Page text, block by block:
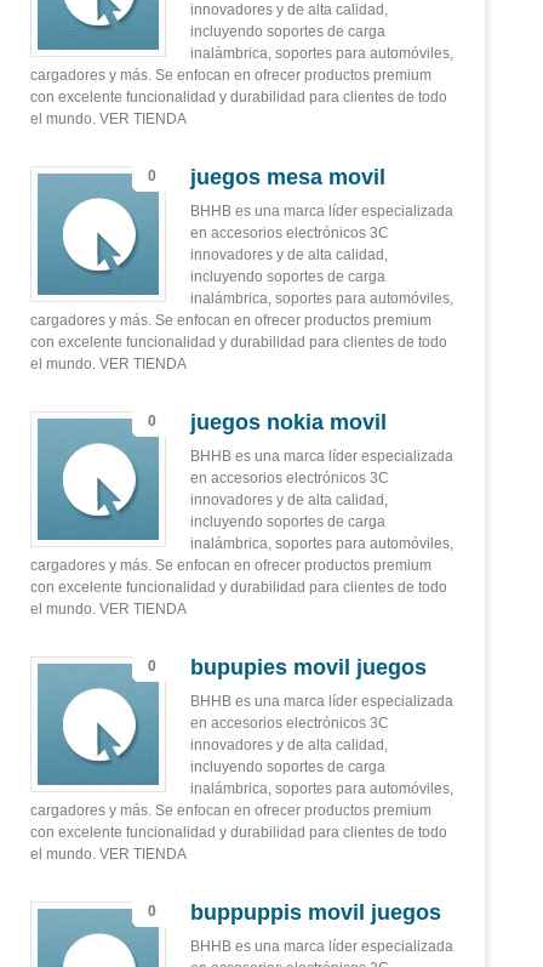
innovadores y de alta calidad,
incluyendo soportes de carga
inalámbrica, soportes para automóviles,
cargadores y más. Se enfocan en ofrecer productos premium
con excelente funcionalidad y durabilidad para clientes de todo
el mundo. VER TIENDA
0 juegos mesa movil
BHHB es una marca líder especializada
en accesorios electrónicos 3C
innovadores y de alta calidad,
incluyendo soportes de carga
inalámbrica, soportes para automóviles,
cargadores y más. Se enfocan en ofrecer productos premium
con excelente funcionalidad y durabilidad para clientes de todo
el mundo. VER TIENDA
0 juegos nokia movil
BHHB es una marca líder especializada
en accesorios electrónicos 3C
innovadores y de alta calidad,
incluyendo soportes de carga
inalámbrica, soportes para automóviles,
cargadores y más. Se enfocan en ofrecer productos premium
con excelente funcionalidad y durabilidad para clientes de todo
el mundo. VER TIENDA
0 bupupies movil juegos
BHHB es una marca líder especializada
en accesorios electrónicos 3C
innovadores y de alta calidad,
incluyendo soportes de carga
inalámbrica, soportes para automóviles,
cargadores y más. Se enfocan en ofrecer productos premium
con excelente funcionalidad y durabilidad para clientes de todo
el mundo. VER TIENDA
0 buppuppis movil juegos
BHHB es una marca líder especializada